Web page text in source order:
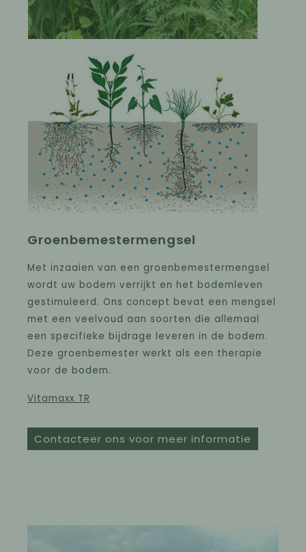
Groenbemestermengsel
Met inzaaien van een groenbemestermengsel
wordt uw bodem verrijkt en het bodemleven
gestimuleerd. Ons concept bevat een mengsel
met een veelvoud aan soorten die allemaal
een specifieke bijdrage leveren in de bodem.
Deze groenbemester werkt als een therapie
voor de bodem.
Vitamaxx TR
Contacteer ons voor meer informatie